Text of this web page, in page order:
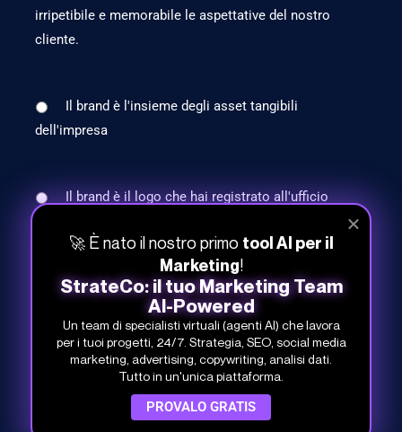
irripetibile e memorabile le aspettative del nostro
cliente.
Il brand è l'insieme degli asset tangibili
dell'impresa
Il brand è il logo che hai registrato all'ufficio
🚀 È nato il nostro primo tool AI per il
Marketing!
StrateCo: il tuo Marketing Team
AI-Powered
Un team di specialisti virtuali (agenti AI) che lavora
per i tuoi progetti, 24/7. Strategia, SEO, social media
marketing, advertising, copywriting, analisi dati.
Tutto in un'unica piattaforma.
PROVALO GRATIS